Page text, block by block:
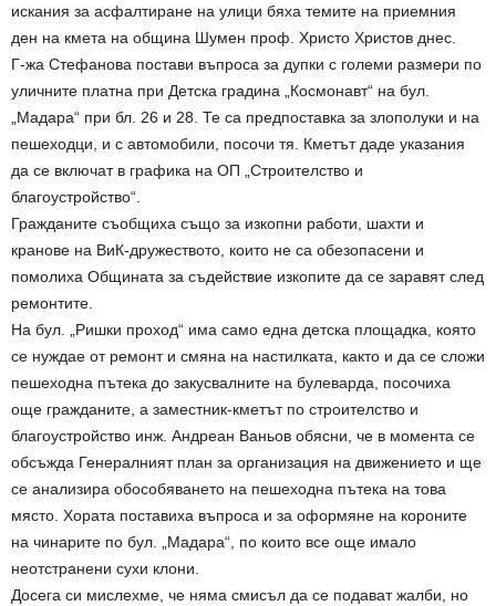
искания за асфалтиране на улици бяха темите на приемния
ден на кмета на община Шумен проф. Христо Христов днес.
Г-жа Стефанова постави въпроса за дупки с големи размери по
уличните платна при Детска градина „Космонавт“ на бул.
„Мадара“ при бл. 26 и 28. Те са предпоставка за злополуки и на
пешеходци, и с автомобили, посочи тя. Кметът даде указания
да се включат в графика на ОП „Строителство и
благоустройство“.
Гражданите съобщиха също за изкопни работи, шахти и
кранове на ВиК-дружеството, които не са обезопасени и
помолиха Общината за съдействие изкопите да се заравят след
ремонтите.
На бул. „Ришки проход“ има само една детска площадка, която
се нуждае от ремонт и смяна на настилката, както и да се сложи
пешеходна пътека до закусвалните на булеварда, посочиха
още гражданите, а заместник-кметът по строителство и
благоустройство инж. Андреан Ваньов обясни, че в момента се
обсъжда Генералният план за организация на движението и ще
се анализира обособяването на пешеходна пътека на това
място. Хората поставиха въпроса и за оформяне на короните
на чинарите по бул. „Мадара“, по които все още имало
неотстранени сухи клони.
Досега си мислехме, че няма смисъл да се подават жалби, но